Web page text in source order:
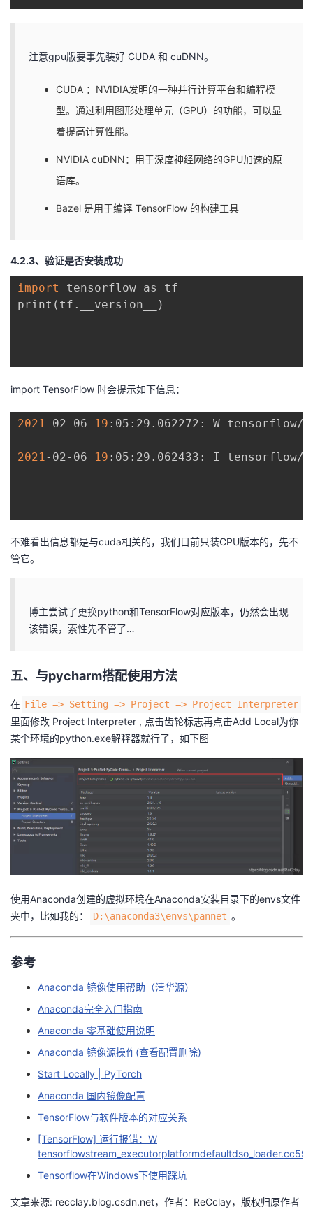
注意gpu版要事先装好 CUDA 和 cuDNN。
CUDA ：NVIDIA发明的一种并行计算平台和编程模
型。通过利用图形处理单元（GPU）的功能，可以显
着提高计算性能。
NVIDIA cuDNN：用于深度神经网络的GPU加速的原
语库。
Bazel 是用于编译 TensorFlow 的构建工具
4.2.3、验证是否安装成功
import
tensorflow as tf
print ( tf.__version__ )
import TensorFlow 时会提示如下信息：
2021 -02-06 19 :05:29.062272: W
2021 -02-06 19 :05:29.062433: I tensorflow/
不难看出信息都是与cuda相关的，我们目前只装CPU版本的，先不
管它。
博主尝试了更换python和TensorFlow对应版本，仍然会出现
该错误，索性先不管了…
五、与pycharm搭配使用方法
在 File => Setting => Project => Project Interpreter
里面修改 Project Interpreter , 点击齿轮标志再点击Add Local为你
某个环境的python.exe解释器就行了，如下图
使用Anaconda创建的虚拟环境在Anaconda安装目录下的envs文件
夹中，比如我的：
D:\anaconda3\envs\pannet 。
参考
Anaconda 镜像使用帮助（清华源）
Anaconda完全入门指南
Anaconda 零基础使用说明
Anaconda 镜像源操作(查看配置删除)
Start Locally | PyTorch
Anaconda 国内镜像配置
TensorFlow与软件版本的对应关系
[TensorFlow] 运行报错：W
tensorflowstream_executorplatformdefaultdso_loader.cc59]
Tensorflow在Windows下使用踩坑
文章来源: recclay.blog.csdn.net，作者：ReCclay，版权归原作者